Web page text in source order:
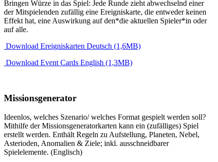
Bringen Würze in das Spiel: Jede Runde zieht abwechselnd einer
der Mitspielenden zufällig eine Ereigniskarte, die entweder keinen
Effekt hat, eine Auswirkung auf den*die aktuellen Spieler*in oder
auf alle.
Download Ereigniskarten Deutsch (1,6MB)
Download Event Cards English (1,3MB)
Missionsgenerator
Ideenlos, welches Szenario/ welches Format gespielt werden soll?
Mithilfe der Missionsgeneratorkarten kann ein (zufälliges) Spiel
erstellt werden. Enthält Regeln zu Aufstellung, Planeten, Nebel,
Asterioden, Anomalien & Ziele; inkl. ausschneidbarer
Spielelemente. (Englisch)